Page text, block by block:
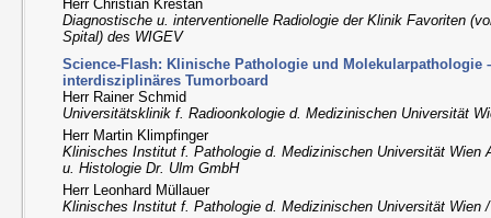
Herr Christian Krestan
Diagnostische u. interventionelle Radiologie der Klinik Favoriten
Spital) des WIGEV
Science-Flash: Klinische Pathologie und Molekularpathologie
interdisziplinäres Tumorboard
Herr Rainer Schmid
Universitätsklinik f. Radioonkologie d. Medizinischen Universität
Herr Martin Klimpfinger
Klinisches Institut f. Pathologie d. Medizinischen Universität Wien
u. Histologie Dr. Ulm GmbH
Herr Leonhard Müllauer
Klinisches Institut f. Pathologie d. Medizinischen Universität Wien